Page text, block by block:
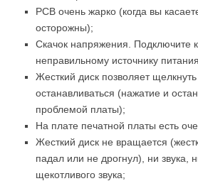
PCB очень жарко (когда вы
осторожны);
Скачок напряжения. Подключите
неправильному источнику
Жесткий диск позволяет щелкнуть
останавливаться (нажатие и
проблемой платы);
На плате печатной платы есть
Жесткий диск не вращается
падал или не дрогнул), ни звука,
щекотливого звука;